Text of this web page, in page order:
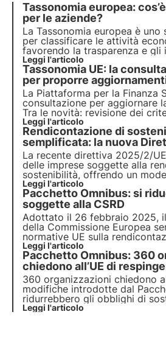
Tassonomia europea:
per le aziende?
La Tassonomia europea è uno
per classificare le attività
favorendo la trasparenza e gli
sostenibili. Scopri in questo
funziona, i suoi obiettivi
vantaggi per le aziende.
Leggi l'articolo
Tassonomia UE: la
per proporre
La Piattaforma per la Finanza
consultazione per aggiornare
Tra le novità: revisione dei
Harm e inclusione di nuove
come soluzioni digitali, tutela
gestione sostenibile delle
Leggi l'articolo
Rendicontazione di
semplificata: la nuova
La recente direttiva 2025/2/
delle imprese soggette alla
sostenibilità, offrendo un
alcune categorie. Questo
rappresenta un passo verso
trasparenza e responsabilità
criteri ESG.
Leggi l'articolo
Pacchetto Omnibus: si
soggette alla CSRD
Adottato il 26 febbraio 2025,
della Commissione Europea
normative UE sulla
con particolare riferimento alla
Scopri di più in questo
Leggi l'articolo
Pacchetto Omnibus: 360
chiedono all’UE di
360 organizzazioni chiedono
modifiche introdotte dal
ridurrebbero gli obblighi di
imprese. Il rischio? Indebolire
Leggi l'articolo